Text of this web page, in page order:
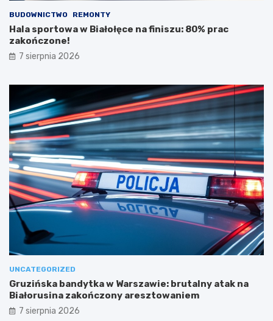
BUDOWNICTWO REMONTY
Hala sportowa w Białołęce na finiszu: 80% prac
zakończone!
7 sierpnia 2026
UNCATEGORIZED
Gruzińska bandytka w Warszawie: brutalny atak na
Białorusina zakończony aresztowaniem
7 sierpnia 2026